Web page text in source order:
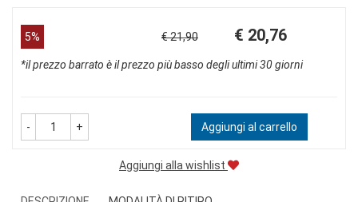
Sconto
del
5% € 21,90
Prezzo
scontato
€ 20,76
*il prezzo barrato è il prezzo più basso degli ultimi 30 giorni
- + Aggiungi al carrello
Aggiungi alla wishlist